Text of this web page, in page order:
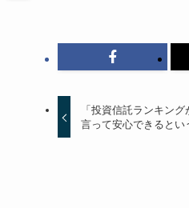
「投資信託ランキン
言って安心できるとい